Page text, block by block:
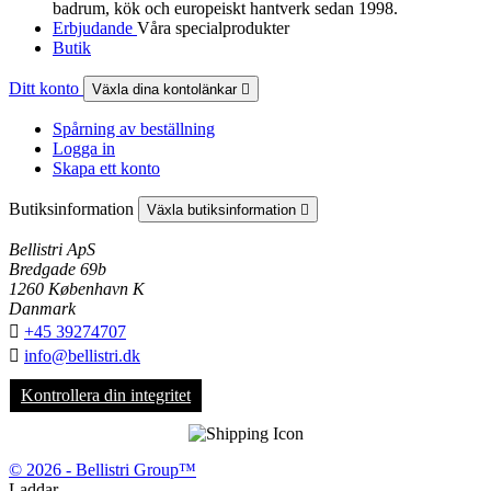
badrum, kök och europeiskt hantverk sedan 1998.
Erbjudande Våra specialprodukter
Butik
Ditt konto Växla dina kontolänkar 
Spårning av beställning
Logga in
Skapa ett konto
Butiksinformation Växla butiksinformation 
Bellistri ApS
Bredgade 69b
1260 København K
Danmark
 +45 39274707
 info@bellistri.dk
Kontrollera din integritet
© 2026 - Bellistri Group™